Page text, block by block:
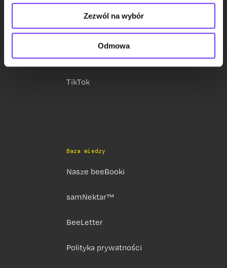
Zezwól na wybór
Odmowa
Instagram
LinkedIn
YouTube
TikTok
Baza wiedzy
Nasze beeBooki
samNektar™
BeeLetter
Polityka prywatności